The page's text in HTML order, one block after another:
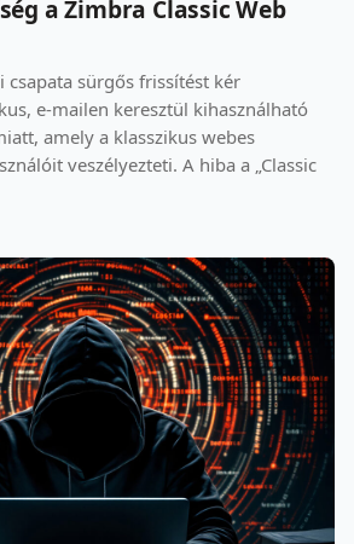
a Zimbra Classic Web
csapata sürgős frissítést kér
e-mailen keresztül kihasználható
amely a klasszikus webes
veszélyezteti. A hiba a „Classic